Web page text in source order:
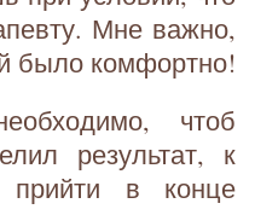
Мне важно,
было комфортно!
чтоб
результат, к
прийти в конце